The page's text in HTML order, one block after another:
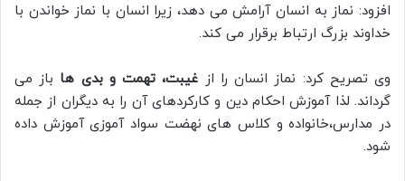
افزود: نماز به انسان آرامش می دهد، زیرا انسان با نماز خواندن با
خداوند بزرگ ارتباط برقرار می کند.
وی تصریح کرد: نماز انسان را از غیبت، تهمت و بدی ها باز می
گرداند. لذا آموزش احکام دین و کارکردهای آن را به دیگران از جمله
در مدارس،خانواده و کلاس های نهضت سواد آموزی آموزش داده
شود.